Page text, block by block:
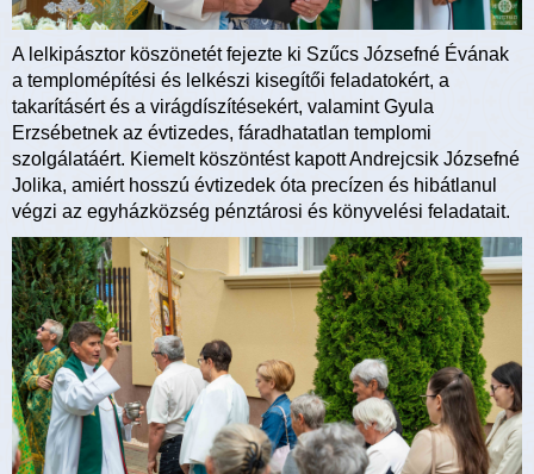
A lelkipásztor köszönetét fejezte ki Szűcs Józsefné Évának
a templomépítési és lelkészi kisegítői feladatokért, a
takarításért és a virágdíszítésekért, valamint Gyula
Erzsébetnek az évtizedes, fáradhatatlan templomi
szolgálatáért. Kiemelt köszöntést kapott Andrejcsik Józsefné
Jolika, amiért hosszú évtizedek óta precízen és hibátlanul
végzi az egyházközség pénztárosi és könyvelési feladatait.